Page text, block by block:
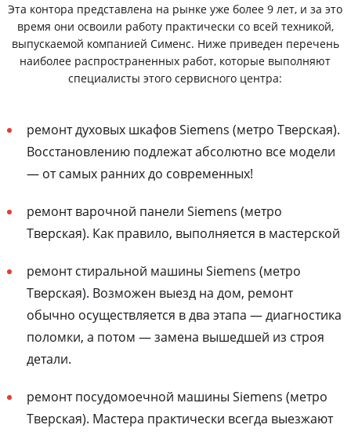
Эта контора представлена на рынке уже более 9 лет, и за это
время они освоили работу практически со всей техникой,
выпускаемой компанией Сименс. Ниже приведен перечень
наиболее распространенных работ, которые выполняют
специалисты этого сервисного центра:
ремонт духовых шкафов Siemens (метро Тверская).
Восстановлению подлежат абсолютно все модели
— от самых ранних до современных!
ремонт варочной панели Siemens (метро
Тверская). Как правило, выполняется в мастерской
ремонт стиральной машины Siemens (метро
Тверская). Возможен выезд на дом, ремонт
обычно осуществляется в два этапа — диагностика
поломки, а потом — замена вышедшей из строя
детали.
ремонт посудомоечной машины Siemens (метро
Тверская). Мастера практически всегда выезжают